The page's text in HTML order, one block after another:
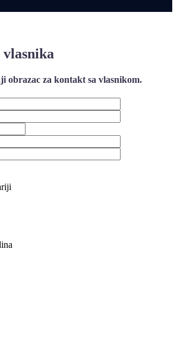
obrazac za kontakt sa vlasnikom.